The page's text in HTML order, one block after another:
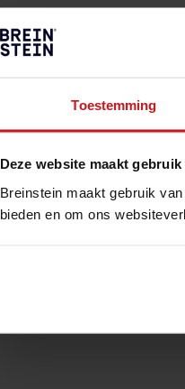
Toestemming
Deze website maakt
Breinstein maakt gebruik
bieden en om ons